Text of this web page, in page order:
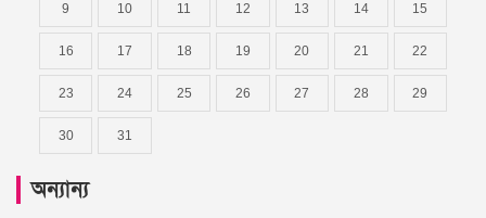
9 10 11 12 13 14 15
16 17 18 19 20 21 22
23 24 25 26 27 28 29
30 31
অন্যান্য